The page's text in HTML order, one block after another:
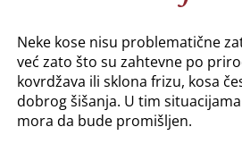
Neke kose nisu problematične
već zato što su zahtevne po
kovrdžava ili sklona frizu, kosa
dobrog šišanja. U tim
mora da bude promišljen.